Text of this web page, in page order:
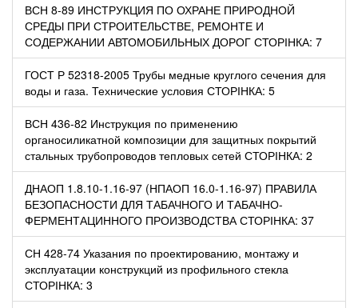
ВСН 8-89 ИНСТРУКЦИЯ ПО ОХРАНЕ ПРИРОДНОЙ
СРЕДЫ ПРИ СТРОИТЕЛЬСТВЕ, РЕМОНТЕ И
СОДЕРЖАНИИ АВТОМОБИЛЬНЫХ ДОРОГ СТОРІНКА: 7
ГОСТ Р 52318-2005 Трубы медные круглого сечения для
воды и газа. Технические условия СТОРІНКА: 5
ВСН 436-82 Инструкция по применению
органосиликатной композиции для защитных покрытий
стальных трубопроводов тепловых сетей СТОРІНКА: 2
ДНАОП 1.8.10-1.16-97 (НПАОП 16.0-1.16-97) ПРАВИЛА
БЕЗОПАСНОСТИ ДЛЯ ТАБАЧНОГО И ТАБАЧНО-
ФЕРМЕНТАЦИННОГО ПРОИЗВОДСТВА СТОРІНКА: 37
СН 428-74 Указания по проектированию, монтажу и
эксплуатации конструкций из профильного стекла
СТОРІНКА: 3